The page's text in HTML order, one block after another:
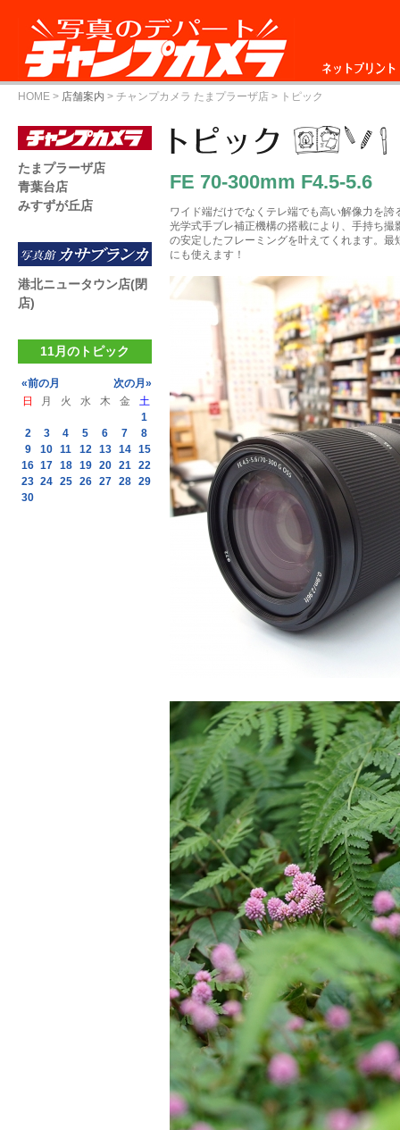
ネットプリント
HOME > 店舗案内 > チャンプカメラ たまプラーザ店 > トピック
FE 70-300mm F4.5-5.6
ワイド端だけでなくテレ端でも高い解像力を誇
光学式手ブレ補正機構の搭載により、手持ち
の安定したフレーミングを叶えてくれます。
にも使えます！
たまプラーザ店
青葉台店
みすずが丘店
港北ニュータウン店(閉
店)
11月のトピック
«前の月
次の月»
日
月 火 水 木 金
土
1
2
3 4 5 6 7
8
9
10 11 12 13 14 15
16 17 18 19 20 21 22
23 24 25 26 27 28 29
30